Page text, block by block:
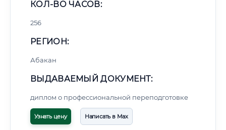
КОЛ-ВО ЧАСОВ:
256
РЕГИОН:
Абакан
ВЫДАВАЕМЫЙ ДОКУМЕНТ:
диплом о профессиональной переподготовке
Узнать цену Написать в Max